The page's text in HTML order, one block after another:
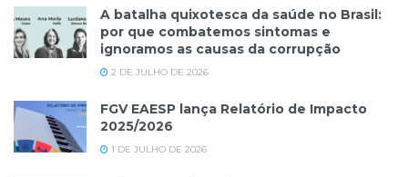
A batalha quixotesca da saúde no Brasil:
por que combatemos sintomas e
ignoramos as causas da corrupção
2 DE JULHO DE 2026
FGV EAESP lança Relatório de Impacto
2025/2026
1 DE JULHO DE 2026